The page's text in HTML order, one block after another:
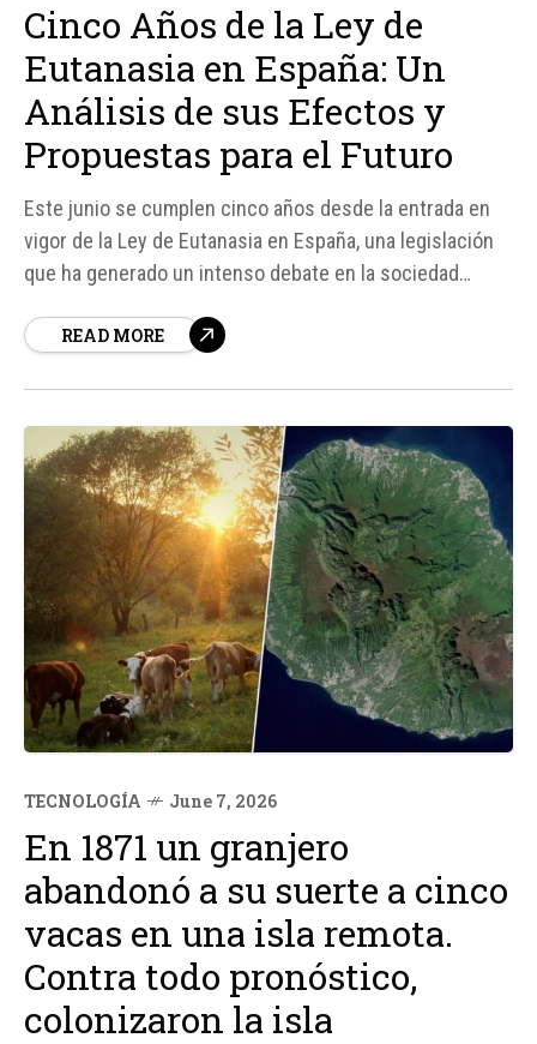
Cinco Años de la Ley de
Eutanasia en España: Un
Análisis de sus Efectos y
Propuestas para el Futuro
Este junio se cumplen cinco años desde la entrada en
vigor de la Ley de Eutanasia en España, una legislación
que ha generado un intenso debate en la sociedad
Sanidad, desde su aprobación, se han registrado 1. 668
READ MORE
TECNOLOGÍA June 7, 2026
En 1871 un granjero
abandonó a su suerte a cinco
vacas en una isla remota.
Contra todo pronóstico,
colonizaron la isla